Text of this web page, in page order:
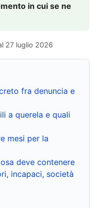
in cui se ne
27 luglio 2026
fra denuncia e
a querela e quali
mesi per la
deve contenere
incapaci, società